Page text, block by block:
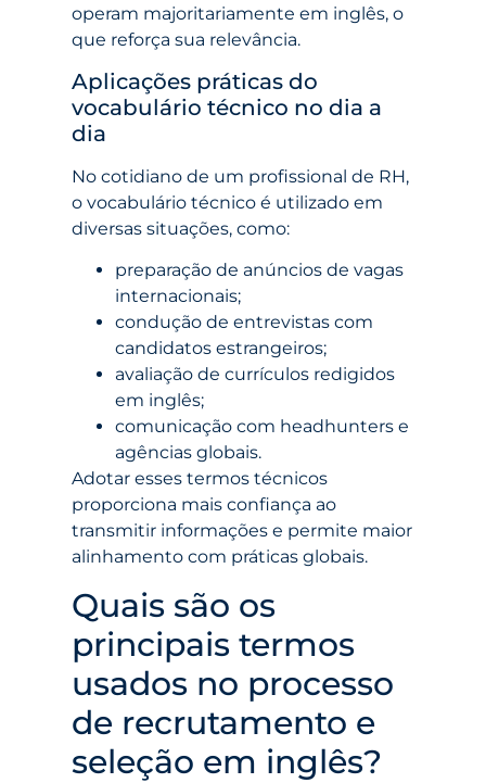
operam majoritariamente em inglês, o
que reforça sua relevância.
Aplicações práticas do
vocabulário técnico no dia a
dia
No cotidiano de um profissional de RH,
o vocabulário técnico é utilizado em
diversas situações, como:
preparação de anúncios de vagas
internacionais;
condução de entrevistas com
candidatos estrangeiros;
avaliação de currículos redigidos
em inglês;
comunicação com headhunters e
agências globais.
Adotar esses termos técnicos
proporciona mais confiança ao
transmitir informações e permite maior
alinhamento com práticas globais.
Quais são os
principais termos
usados no processo
de recrutamento e
seleção em inglês?